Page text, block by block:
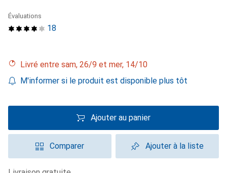
18
Évaluations
Livré entre sam, 26/9 et mer, 14/10
M'informer si le produit est disponible plus tôt
Ajouter au panier
Comparer Ajouter à la liste